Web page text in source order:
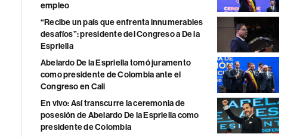
empleo
“Recibe un país que enfrenta innumerables
desafíos”: presidente del Congreso a De la
Espriella
Abelardo De la Espriella tomó juramento
como presidente de Colombia ante el
Congreso en Cali
En vivo: Así transcurre la ceremonia de
posesión de Abelardo De la Espriella como
presidente de Colombia